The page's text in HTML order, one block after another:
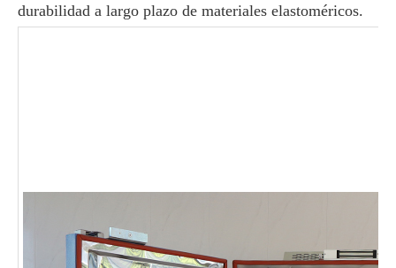
durabilidad a largo plazo de materiales elastoméricos.